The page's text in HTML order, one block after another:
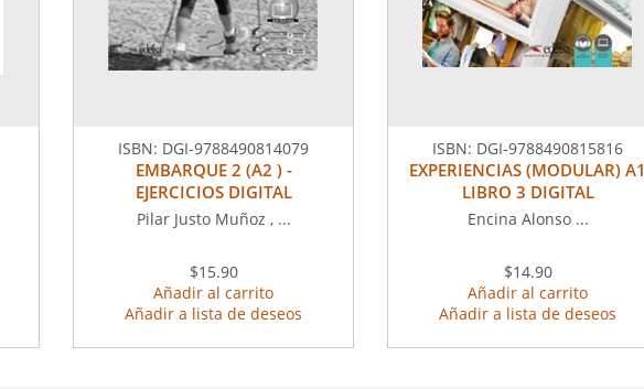
ISBN: DGI-9788490814079
EMBARQUE 2 (A2 ) -
EJERCICIOS DIGITAL
Pilar Justo Muñoz , ...
$15.90
Añadir al carrito
Añadir a lista de deseos
ISBN: DGI-9788490815816
EXPERIENCIAS (MODULAR) A1
LIBRO 3 DIGITAL
Encina Alonso ...
$14.90
Añadir al carrito
Añadir a lista de deseos